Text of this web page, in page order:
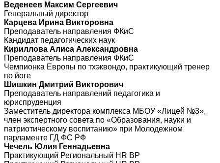
Веденеев Максим Сергеевич
Генеральный директор
Карцева Ирина Викторовна
Преподаватель направления ФКиС
Кандидат педагогических наук
Кириллова Алиса Александровна
Преподаватель направления ФКиС
Чемпионка Европы по тхэквондо, практикующий тренер
по йоге
Шишкин Дмитрий Викторович
Преподаватель направлений педагогика и
юриспруденция
Заместитель директора комплекса МБОУ «Лицей №3»,
член экспертного совета по «Образования, науки и
патриотическому воспитанию» при Молодежном
парламенте ГД ФС РФ
Чечель Юлия Геннадьевна
Практикующий Региональный HR BP